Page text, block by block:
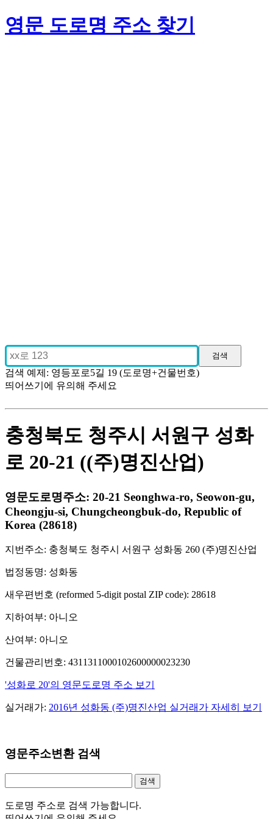
영문 도로명 주소 찾기
검색 예제: 영등포로5길 19 (도로명+건물번호)
띄어쓰기에 유의해 주세요
충청북도 청주시 서원구 성화
로 20-21 ((주)명진산업)
영문도로명주소: 20-21 Seonghwa-ro, Seowon-gu,
Cheongju-si, Chungcheongbuk-do, Republic of
Korea (28618)
지번주소: 충청북도 청주시 서원구 성화동 260 (주)명진산업
법정동명: 성화동
새우편번호 (reformed 5-digit postal ZIP code): 28618
지하여부: 아니오
산여부: 아니오
건물관리번호: 4311311000102600000023230
'성화로 20'의 영문도로명 주소 보기
실거래가: 2016년 성화동 (주)명진산업 실거래가 자세히 보기
영문주소변환 검색
도로명 주소로 검색 가능합니다.